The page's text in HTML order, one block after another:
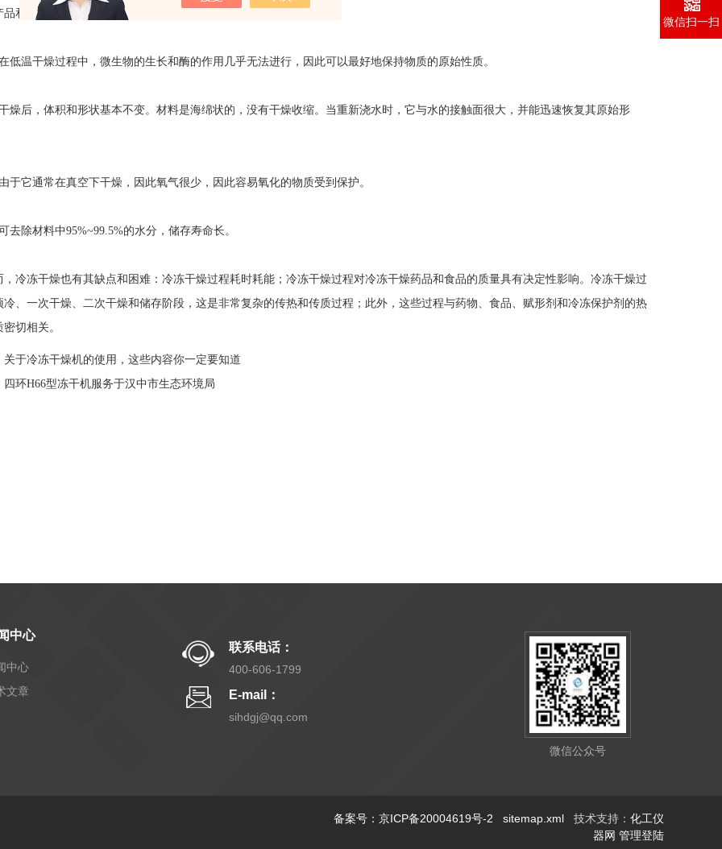
和血液产品的干燥和保存。
干燥过程中，微生物的生长和酶的作用几乎无法进行，因此可以最好地保持物质的原始性质。
，体积和形状基本不变。材料是海绵状的，没有干燥收缩。当重新浇水时，它与水的接触面很大，并能迅速恢复其原始形
通常在真空下干燥，因此氧气很少，因此容易氧化的物质受到保护。
材料中95%~99.5%的水分，储存寿命长。
冻干燥也有其缺点和困难：冷冻干燥过程耗时耗能；冷冻干燥过程对冷冻干燥药品和食品的质量具有决定性影响。冷冻干燥过
冷、一次干燥、二次干燥和储存阶段，这是非常复杂的传热和传质过程；此外，这些过程与药物、食品、赋形剂和冷冻保护剂的热
切相关。
关于冷冻干燥机的使用，这些内容你一定要知道
四环H66型冻干机服务于汉中市生态环境局
中心
中心
文章
联系电话：
400-606-1799
E-mail：
sihdgj@qq.com
微信公众号
备案号：京ICP备20004619号-2 sitemap.xml 技术支持： 化工仪
器网 管理登陆
微信扫一扫